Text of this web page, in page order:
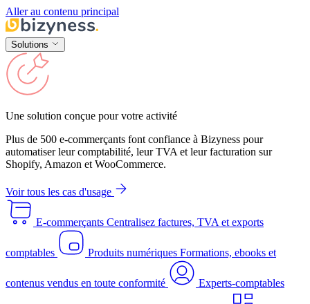
Aller au contenu principal
Solutions
Une solution conçue pour votre activité
Plus de 500 e-commerçants font confiance à Bizyness pour
automatiser leur comptabilité, leur TVA et leur facturation sur
Shopify, Amazon et WooCommerce.
Voir tous les cas d'usage
E-commerçants Centralisez factures, TVA et exports
comptables Produits numériques Formations, ebooks et
contenus vendus en toute conformité Experts-comptables